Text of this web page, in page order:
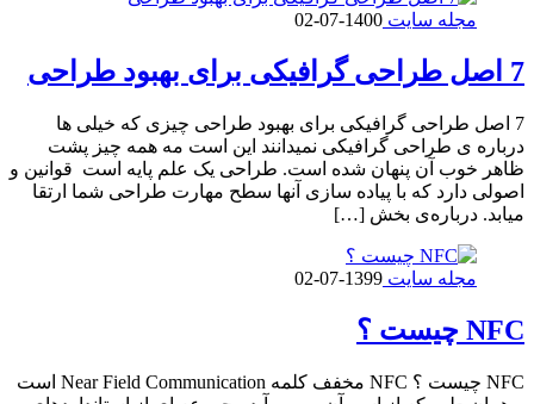
مجله سایت 1400-07-02
7 اصل طراحی گرافیکی برای بهبود طراحی
7 اصل طراحی گرافیکی برای بهبود طراحی چیزی که خیلی ها
درباره ی طراحی گرافیکی نمیدانند این است مه همه چیز پشت
ظاهر خوب آن پنهان شده است. طراحی یک علم پایه است قوانین و
اصولی دارد که با پیاده سازی آنها سطح مهارت طراحی شما ارتقا
میابد. درباره‌ی بخش […]
مجله سایت 1399-07-02
NFC چیست ؟
NFC چیست ؟ NFC مخفف کلمه Near Field Communication است